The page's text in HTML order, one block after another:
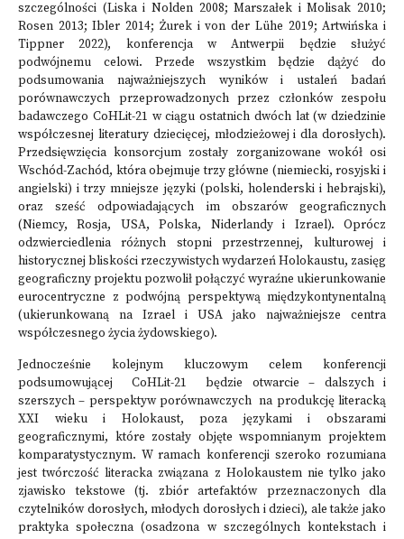
szczególności (Liska i Nolden 2008; Marszałek i Molisak 2010;
Rosen 2013; Ibler 2014; Żurek i von der Lühe 2019; Artwińska i
Tippner 2022), konferencja w Antwerpii będzie służyć
podwójnemu celowi. Przede wszystkim będzie dążyć do
podsumowania najważniejszych wyników i ustaleń badań
porównawczych przeprowadzonych przez członków zespołu
badawczego CoHLit-21 w ciągu ostatnich dwóch lat (w dziedzinie
współczesnej literatury dziecięcej, młodzieżowej i dla dorosłych).
Przedsięwzięcia konsorcjum zostały zorganizowane wokół osi
Wschód-Zachód, która obejmuje trzy główne (niemiecki, rosyjski i
angielski) i trzy mniejsze języki (polski, holenderski i hebrajski),
oraz sześć odpowiadających im obszarów geograficznych
(Niemcy, Rosja, USA, Polska, Niderlandy i Izrael). Oprócz
odzwierciedlenia różnych stopni przestrzennej, kulturowej i
historycznej bliskości rzeczywistych wydarzeń Holokaustu, zasięg
geograficzny projektu pozwolił połączyć wyraźne ukierunkowanie
eurocentryczne z podwójną perspektywą międzykontynentalną
(ukierunkowaną na Izrael i USA jako najważniejsze centra
współczesnego życia żydowskiego).
Jednocześnie kolejnym kluczowym celem konferencji
podsumowującej CoHLit-21 będzie otwarcie – dalszych i
szerszych – perspektyw porównawczych na produkcję literacką
XXI wieku i Holokaust, poza językami i obszarami
geograficznymi, które zostały objęte wspomnianym projektem
komparatystycznym. W ramach konferencji szeroko rozumiana
jest twórczość literacka związana z Holokaustem nie tylko jako
zjawisko tekstowe (tj. zbiór artefaktów przeznaczonych dla
czytelników dorosłych, młodych dorosłych i dzieci), ale także jako
praktyka społeczna (osadzona w szczególnych kontekstach i